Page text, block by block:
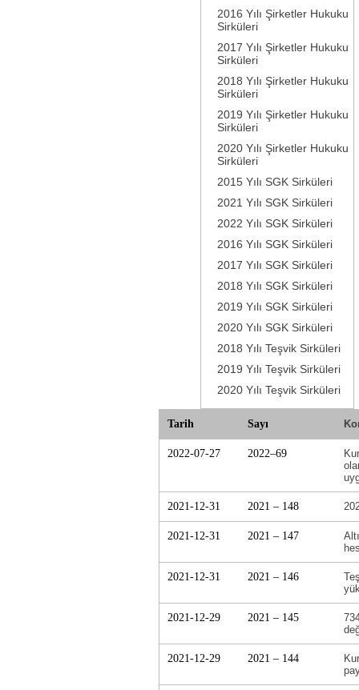
2016 Yılı Şirketler Hukuku
Sirküleri
2017 Yılı Şirketler Hukuku
Sirküleri
2018 Yılı Şirketler Hukuku
Sirküleri
2019 Yılı Şirketler Hukuku
Sirküleri
2020 Yılı Şirketler Hukuku
Sirküleri
2015 Yılı SGK Sirküleri
2021 Yılı SGK Sirküleri
2022 Yılı SGK Sirküleri
2016 Yılı SGK Sirküleri
2017 Yılı SGK Sirküleri
2018 Yılı SGK Sirküleri
2019 Yılı SGK Sirküleri
2020 Yılı SGK Sirküleri
2018 Yılı Teşvik Sirküleri
2019 Yılı Teşvik Sirküleri
2020 Yılı Teşvik Sirküleri
Tarih Sayı
2022-07-27 2022–69
2021-12-31 2021 – 148
2021-12-31 2021 – 147
2021-12-31 2021 – 146
2021-12-29 2021 – 145
2021-12-29 2021 – 144